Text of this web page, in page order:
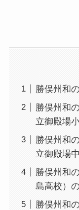
勝俣州和
勝俣州和
立御殿場
勝俣州和
立御殿場
勝俣州和
島高校）
勝俣州和